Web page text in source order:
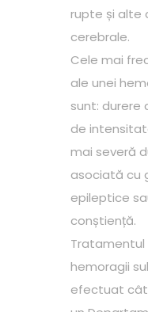
rupte și alte
cerebrale.
Cele mai
ale unei
sunt: durere
de
mai severă
asociată cu
epileptice
conștiență.
hemoragii
efectuat cât